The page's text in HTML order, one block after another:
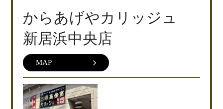
からあげやカリッジュ
新居浜中央店
MAP